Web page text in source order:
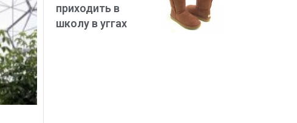
приходить в
школу в уггах